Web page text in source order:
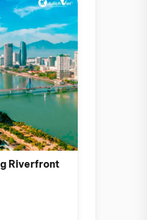
Riverfront